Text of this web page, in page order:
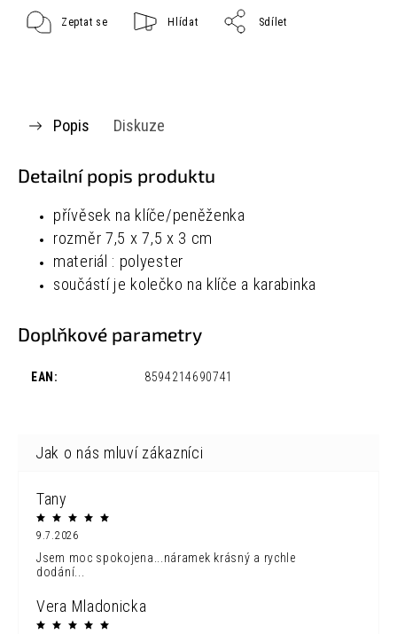
Zeptat se Hlídat Sdílet
Popis Diskuze
Detailní popis produktu
přívěsek na klíče/peněženka
rozměr 7,5 x 7,5 x 3 cm
materiál : polyester
součástí je kolečko na klíče a karabinka
Doplňkové parametry
EAN : 8594214690741
Tany
9.7.2026
Jsem moc spokojena...náramek krásný a rychle
dodání...
Vera Mladonicka